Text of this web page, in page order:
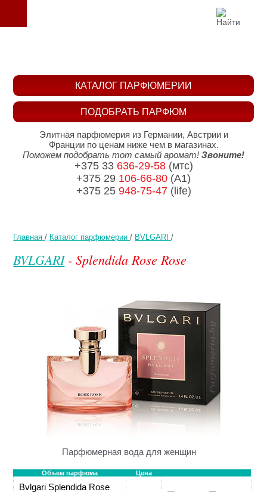
Главная / Каталог парфюмерии / BVLGARI /
BVLGARI- Splendida Rose Rose
Парфюмерная вода для женщин
Объем парфюма Цена
Bvlgari Splendida Rose
ПОДОБРАТЬ ПАРФЮМ
КАТАЛОГ ПАРФЮМЕРИИ
Элитная парфюмерия из Германии, Австрии и
Франции по ценам ниже чем в магазинах.
Поможем подобрать тот самый аромат! Звоните!
+375 33 636-29-58(мтс)
+375 29 106-66-80 (A1)
+375 25 948-75-47(life)